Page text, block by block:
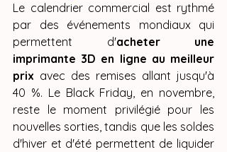
Le calendrier commercial est rythmé
par des événements mondiaux qui
permettent d'acheter une
imprimante 3D en ligne au meilleur
prix avec des remises allant jusqu'à
40 %. Le Black Friday, en novembre,
reste le moment privilégié pour les
nouvelles sorties, tandis que les soldes
d'hiver et d'été permettent de liquider